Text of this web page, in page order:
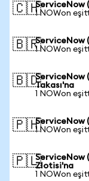
🇨🇭ServiceNow
1 NOWon
🇧🇷ServiceNow
1 NOWon
🇧🇩ServiceNow
Takası'na
1 NOWon
🇵🇭ServiceNow
1 NOWon
🇵🇱ServiceNow
Zlotisi'na
1 NOWon